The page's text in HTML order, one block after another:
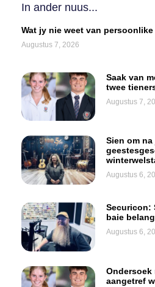
In ander nuus...
Wat jy nie weet van
Augustus 7, 2026
Saak van
twee
Augustus 7,
Sien om na
Augustus 6,
Securicon:
baie
Augustus 6,
Ondersoek
aangetref